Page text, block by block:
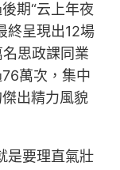
期“云上年夜
終呈現出12場
思政課同業
萬次，集中
出精力風貌
是要理直氣壯